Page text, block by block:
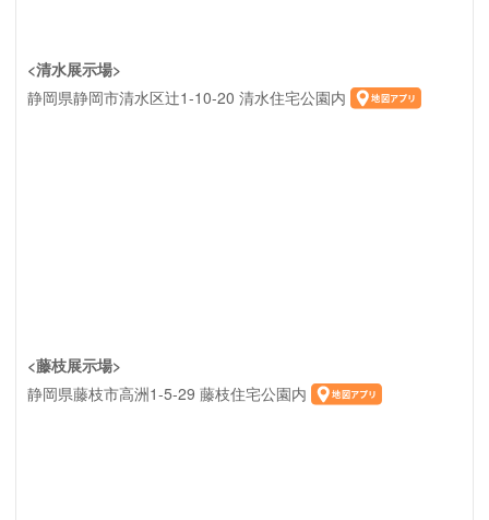
<清水展示場>
静岡県静岡市清水区辻1-10-20 清水住宅公園内
<藤枝展示場>
静岡県藤枝市高洲1-5-29 藤枝住宅公園内